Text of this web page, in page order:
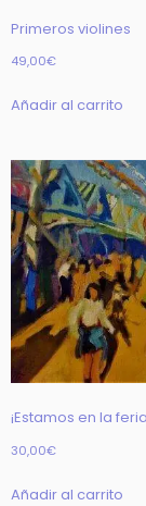
Primeros violines
49,00€
Añadir al carrito
¡Estamos en la
30,00€
Añadir al carrito